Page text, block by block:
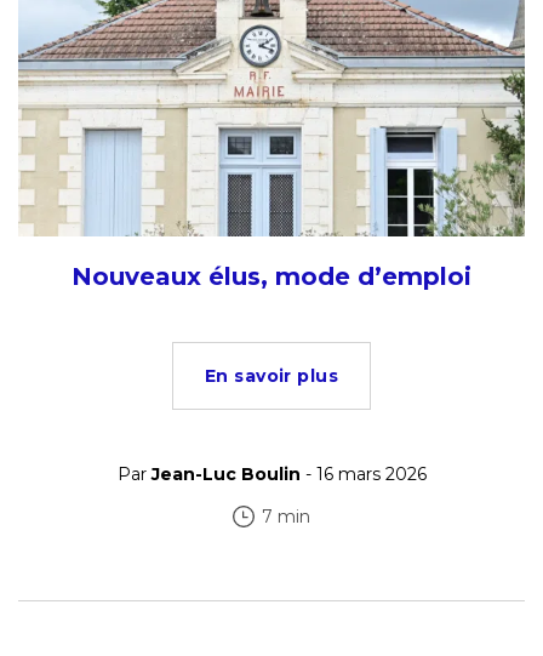
Nouveaux élus, mode d’emploi
En savoir plus
ParJean-Luc Boulin - 16 mars 2026
7 min